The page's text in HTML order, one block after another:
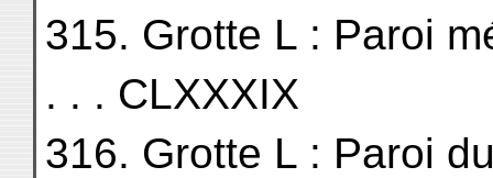
315. Grotte L : Paroi
. . . CLXXXIX
316. Grotte L : Paroi